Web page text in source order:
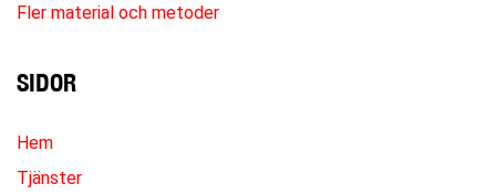
Fler material och metoder
SIDOR
Hem
Tjänster